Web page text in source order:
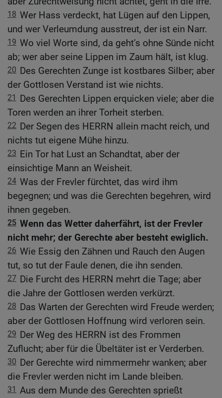
18 Wer Hass verdeckt, hat Lügen auf den Lippen,
und wer Verleumdung ausstreut, der ist ein Narr.
19 Wo viel Worte sind, da geht’s ohne Sünde nicht
ab; wer aber seine Lippen im Zaum hält, ist klug.
20 Des Gerechten Zunge ist kostbares Silber; aber
der Gottlosen Verstand ist wie nichts.
21
Des Gerechten Lippen erquicken viele; aber die
Toren werden an ihrer Torheit sterben.
22 Der Segen des HERRN allein macht reich, und
nichts tut eigene Mühe hinzu.
23 Ein Tor hat Lust an Schandtat, aber der
einsichtige Mann an Weisheit.
24 Was der Frevler fürchtet, das wird ihm
begegnen; und was die Gerechten begehren, wird
ihnen gegeben.
25 Wenn das Wetter daherfährt, ist der Frevler
nicht mehr; der Gerechte aber besteht ewiglich.
26 Wie Essig den Zähnen und Rauch den Augen
tut, so tut der Faule denen, die ihn senden.
27 Die Furcht des HERRN mehrt die Tage; aber
die Jahre der Gottlosen werden verkürzt.
28 Das Warten der Gerechten wird Freude werden;
aber der Gottlosen Hoffnung wird verloren sein.
29 Der Weg des HERRN ist des Frommen
Zuflucht; aber für die Übeltäter ist er Verderben.
30 Der Gerechte wird nimmermehr wanken; aber
die Frevler werden nicht im Lande bleiben.
31 Aus dem Munde des Gerechten sprießt